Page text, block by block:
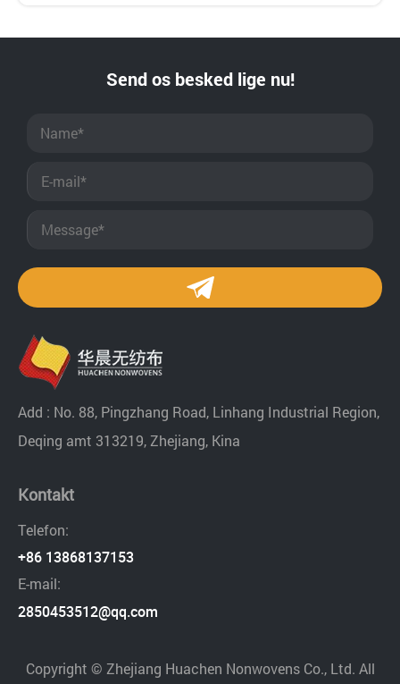
Send os besked lige nu!
Add : No. 88, Pingzhang Road, Linhang Industrial Region,
Deqing amt 313219, Zhejiang, Kina
Kontakt
Telefon:
+86 13868137153
E-mail:
2850453512@qq.com
Copyright © Zhejiang Huachen Nonwovens Co., Ltd. All